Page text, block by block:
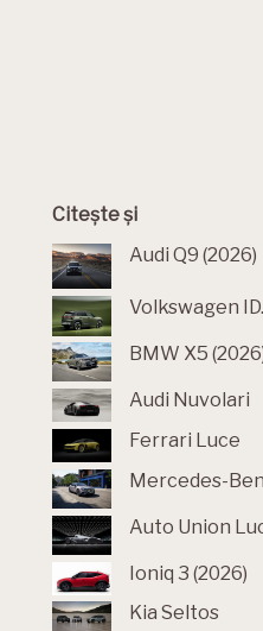
Citește și
Audi Q9 (2026)
Volkswagen
BMW X5
Audi Nuvolari
Ferrari Luce
Mercedes-
Auto Union
Ioniq 3 (2026)
Kia Seltos